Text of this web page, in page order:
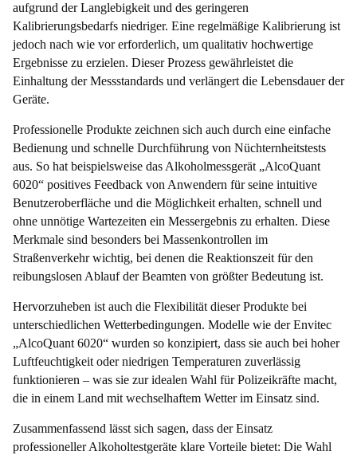
aufgrund der Langlebigkeit und des geringeren
Kalibrierungsbedarfs niedriger. Eine regelmäßige Kalibrierung ist
jedoch nach wie vor erforderlich, um qualitativ hochwertige
Ergebnisse zu erzielen. Dieser Prozess gewährleistet die
Einhaltung der Messstandards und verlängert die Lebensdauer der
Geräte.
Professionelle Produkte zeichnen sich auch durch eine einfache
Bedienung und schnelle Durchführung von Nüchternheitstests
aus. So hat beispielsweise das Alkoholmessgerät „AlcoQuant
6020“ positives Feedback von Anwendern für seine intuitive
Benutzeroberfläche und die Möglichkeit erhalten, schnell und
ohne unnötige Wartezeiten ein Messergebnis zu erhalten. Diese
Merkmale sind besonders bei Massenkontrollen im
Straßenverkehr wichtig, bei denen die Reaktionszeit für den
reibungslosen Ablauf der Beamten von größter Bedeutung ist.
Hervorzuheben ist auch die Flexibilität dieser Produkte bei
unterschiedlichen Wetterbedingungen. Modelle wie der Envitec
„AlcoQuant 6020“ wurden so konzipiert, dass sie auch bei hoher
Luftfeuchtigkeit oder niedrigen Temperaturen zuverlässig
funktionieren – was sie zur idealen Wahl für Polizeikräfte macht,
die in einem Land mit wechselhaftem Wetter im Einsatz sind.
Zusammenfassend lässt sich sagen, dass der Einsatz
professioneller Alkoholtestgeräte klare Vorteile bietet: Die Wahl